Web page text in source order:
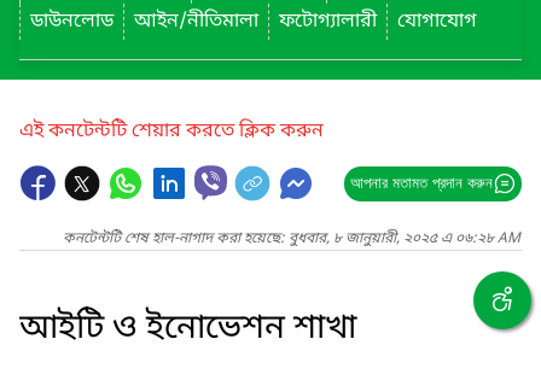
ডাউনলোড
আইন/নীতিমালা ফটোগ্যালারী যোগাযোগ
এই কনটেন্টটি শেয়ার করতে ক্লিক করুন
আপনার মতামত প্রদান করুন
কনটেন্টটি শেষ হাল-নাগাদ করা হয়েছে: বুধবার, ৮ জানুয়ারী, ২০২৫ এ ০৬:২৮ AM
আইটি ও ইনোভেশন শাখা